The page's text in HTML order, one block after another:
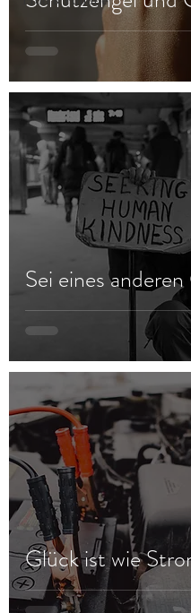
Sei eines
Glück ist wie